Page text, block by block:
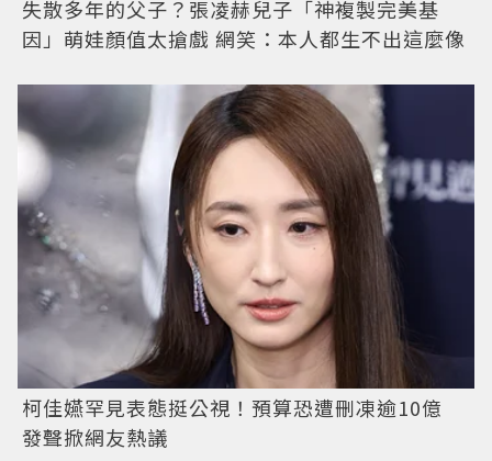
失散多年的父子？張凌赫兒子「神複製完美基
因」萌娃顏值太搶戲 網笑：本人都生不出這麼像
柯佳嬿罕見表態挺公視！預算恐遭刪凍逾10億
發聲掀網友熱議